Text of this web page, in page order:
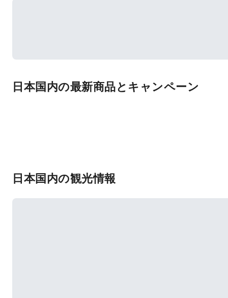
日本国内の最新商品とキャンペーン
日本国内の観光情報